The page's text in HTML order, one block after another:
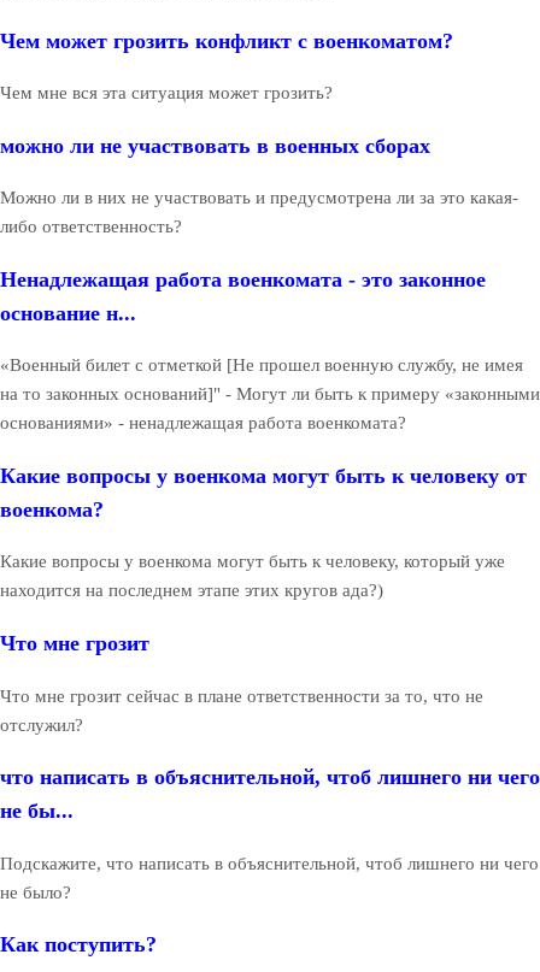
Чем может грозить конфликт с военкоматом?
Чем мне вся эта ситуация может грозить?
можно ли не участвовать в военных сборах
Можно ли в них не участвовать и предусмотрена ли за это какая-
либо ответственность?
Ненадлежащая работа военкомата - это законное
основание н...
«Военный билет с отметкой [Не прошел военную службу, не имея
на то законных оснований]" - Могут ли быть к примеру «законными
основаниями» - ненадлежащая работа военкомата?
Какие вопросы у военкома могут быть к человеку от
военкома?
Какие вопросы у военкома могут быть к человеку, который уже
находится на последнем этапе этих кругов ада?)
Что мне грозит
Что мне грозит сейчас в плане ответственности за то, что не
отслужил?
что написать в объяснительной, чтоб лишнего ни чего
не бы...
Подскажите, что написать в объяснительной, чтоб лишнего ни чего
не было?
Как поступить?